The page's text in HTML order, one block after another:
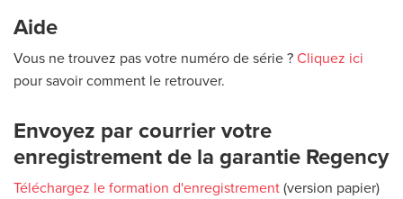
Aide
Vous ne trouvez pas votre numéro de série ?Cliquez ici
pour savoir comment le retrouver.
Envoyez par courrier votre
enregistrement de la garantie Regency
Téléchargez le formation d'enregistrement(version papier)